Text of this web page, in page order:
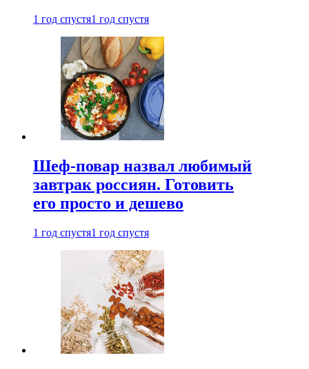
1 год спустя1 год спустя
Шеф-повар назвал любимый
завтрак россиян. Готовить
его просто и дешево
1 год спустя1 год спустя